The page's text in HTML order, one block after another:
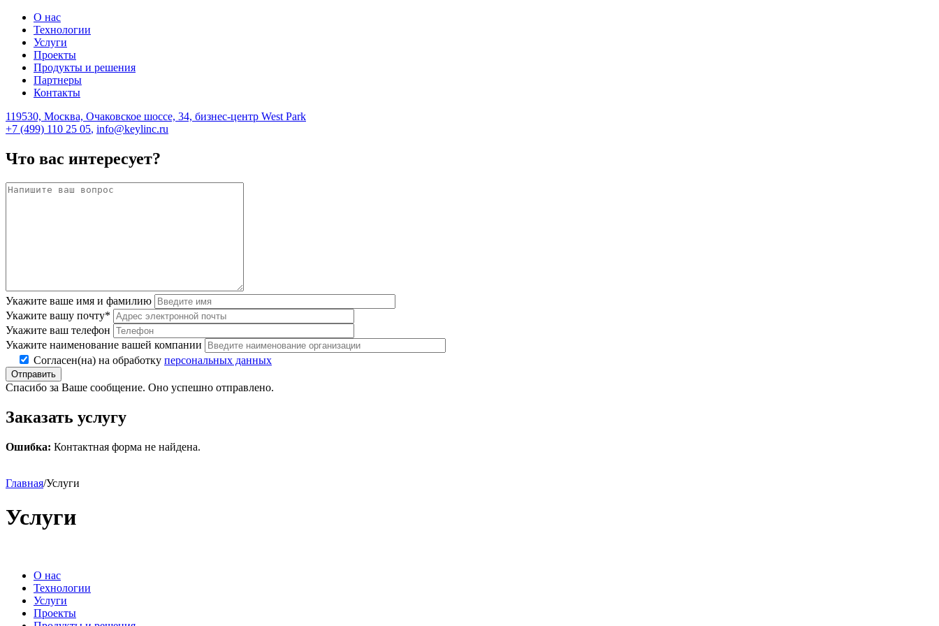
О нас
Технологии
Услуги
Проекты
Продукты и решения
Партнеры
Контакты
119530, Москва, Очаковское шоссе, 34, бизнес-центр West Park
+7 (499) 110 25 05, info@keylinc.ru
Что вас интересует?
Укажите ваше имя и фамилию
Укажите вашу почту*
Укажите ваш телефон
Укажите наименование вашей компании
Согласен(на) на обработку персональных данных
Отправить
Спасибо за Ваше сообщение. Оно успешно отправлено.
Заказать услугу
Ошибка: Контактная форма не найдена.
Главная/Услуги
Услуги
О нас
Технологии
Услуги
Проекты